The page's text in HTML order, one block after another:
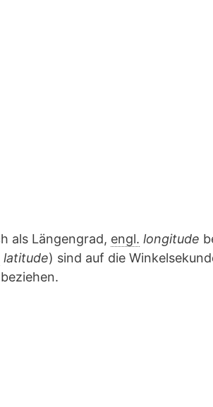
als Längengrad, engl. longitude
latitude) sind auf die